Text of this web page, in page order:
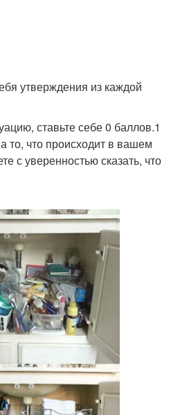
утверждения из каждой
ставьте себе 0 баллов.1
то, что происходит в вашем
с уверенностью сказать, что